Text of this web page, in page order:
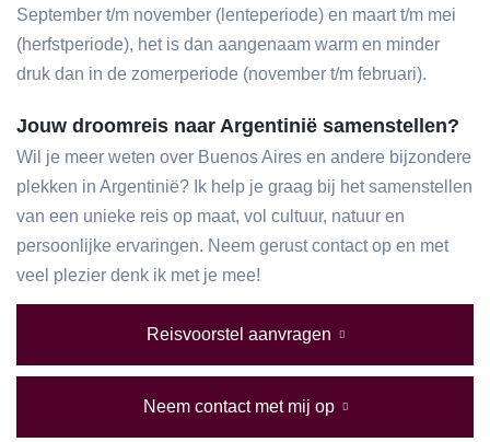
September t/m november (lenteperiode) en maart t/m mei
(herfstperiode), het is dan aangenaam warm en minder
druk dan in de zomerperiode (november t/m februari).
Jouw droomreis naar Argentinië samenstellen?
Wil je meer weten over Buenos Aires en andere bijzondere
plekken in Argentinië? Ik help je graag bij het samenstellen
van een unieke reis op maat, vol cultuur, natuur en
persoonlijke ervaringen. Neem gerust contact op en met
veel plezier denk ik met je mee!
Reisvoorstel aanvragen
Neem contact met mij op